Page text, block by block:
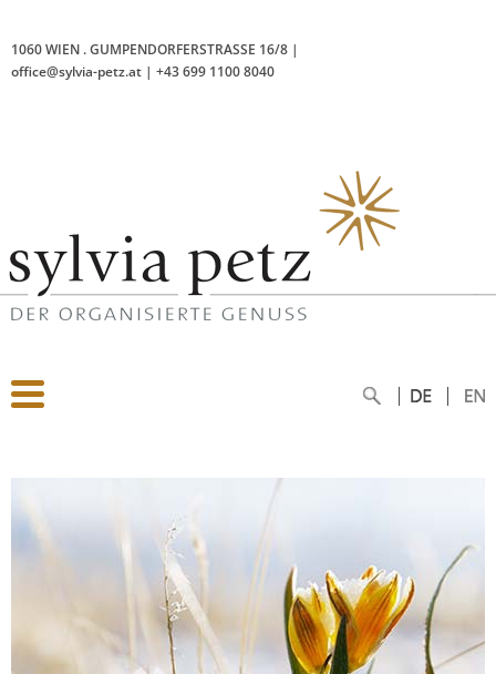
1060 WIEN .GUMPENDORFERSTRASSE 16/8 |
office@sylvia-petz.at | +43 699 1100 8040